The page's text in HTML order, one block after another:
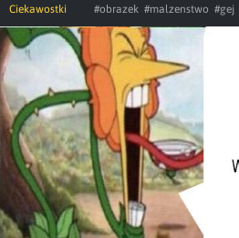
Ciekawostki #obrazek #malzenstwo #gej